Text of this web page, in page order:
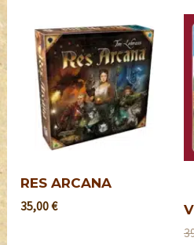
RES ARCANA
35,00€